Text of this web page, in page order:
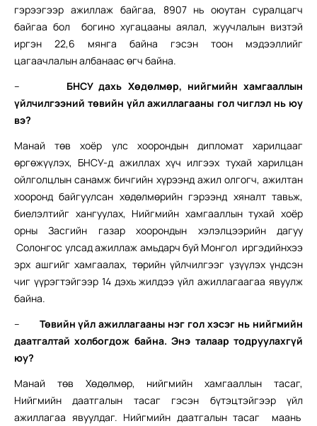
гэрээгээр ажиллаж байгаа, 8907 нь оюутан суралцагч
байгаа бол богино хугацааны аялал, жуучлалын визтэй
иргэн 22,6 мянга байна гэсэн тоон мэдээллийг
цагаачлалын албанаас өгч байна.
–
БНСУ дахь Хөдөлмөр, нийгмийн хамгааллын
үйлчилгээний төвийн үйл ажиллагааны гол чиглэл нь юу
вэ?
Манай төв хоёр улс хоорондын дипломат харилцааг
өргөжүүлэх, БНСУ-д ажиллах хүч илгээх тухай харилцан
ойлголцлын санамж бичгийн хүрээнд ажил олгогч, ажилтан
хооронд байгуулсан хөдөлмөрийн гэрээнд хяналт тавьж,
биелэлтийг хангуулах, Нийгмийн хамгааллын тухай хоёр
орны Засгийн газар хоорондын хэлэлцээрийн дагуу
Солонгос улсад ажиллаж амьдарч буй Монгол иргэдийнхээ
эрх ашгийг хамгаалах, төрийн үйлчилгээг үзүүлэх үндсэн
чиг үүрэгтэйгээр 14 дэхь жилдээ үйл ажиллагаагаа явуулж
байна.
– Төвийн үйл ажиллагааны нэг гол хэсэг нь нийгмийн
даатгалтай холбогдож байна. Энэ талаар тодруулахгүй
юу?
Манай төв Хөдөлмөр, нийгмийн хамгааллын тасаг,
Нийгмийн даатгалын тасаг гэсэн бүтэцтэйгээр үйл
ажиллагаа явуулдаг. Нийгмийн даатгалын тасаг маань